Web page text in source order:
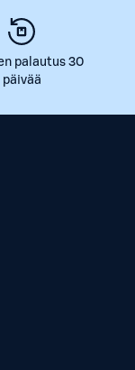
palautus 30
päivää